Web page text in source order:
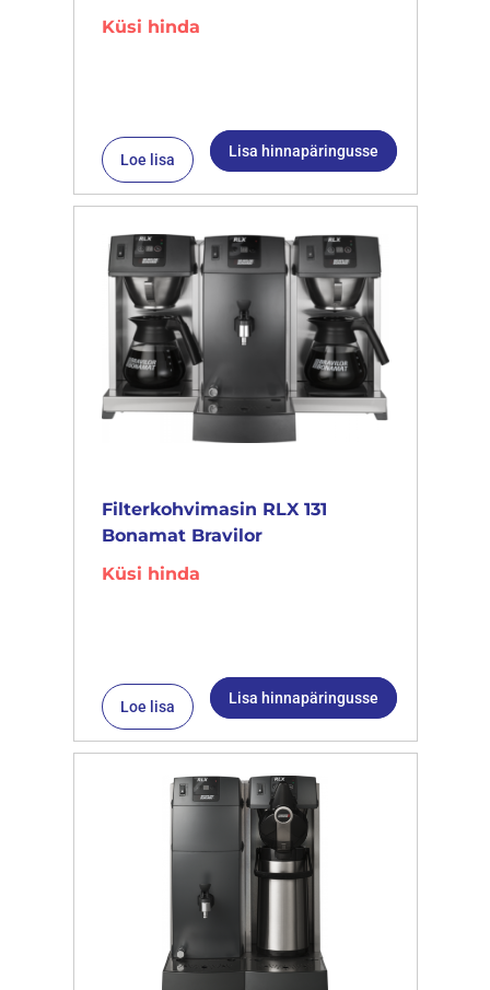
Küsi hinda
Loe lisa Lisa hinnapäringusse
Filterkohvimasin RLX 131
Bonamat Bravilor
Küsi hinda
Loe lisa Lisa hinnapäringusse